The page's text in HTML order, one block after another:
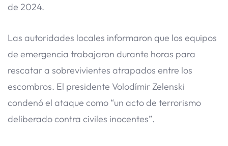
de 2024.
Las autoridades locales informaron que los equipos
de emergencia trabajaron durante horas para
rescatar a sobrevivientes atrapados entre los
escombros. El presidente Volodímir Zelenski
condenó el ataque como “un acto de terrorismo
deliberado contra civiles inocentes”.